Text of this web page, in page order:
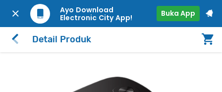
Ayo Download
Electronic City App!
Buka App
Detail Produk